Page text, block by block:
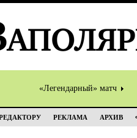
«Легендарный» матч
РЕКЛАМА АРХИВ